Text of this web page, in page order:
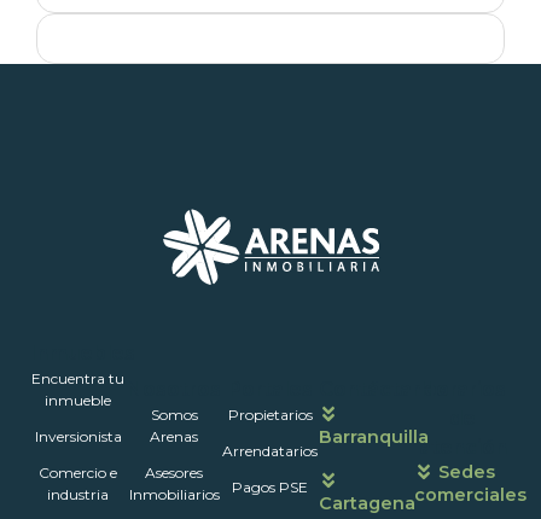
Encuentra tu
inmueble
Inversionista
Comercio e
industria
Somos
Arenas
Asesores
Inmobiliarios
Propietarios
Arrendatarios
Pagos PSE
Barranquilla
Cartagena
atención
Sedes
comerciales